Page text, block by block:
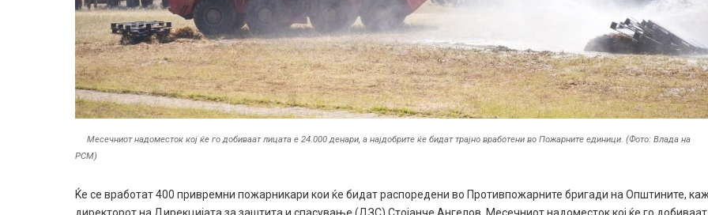
Месeчниот надоместок кој ќе го добиваат лицата е 24.000 денари, а најдобрите ќе бидат трајно вработени во Пожарните единици. (Фото: Влада на
РСМ)
Ќе се вработат 400 привремни пожарникари кои ќе бидат распоредени во Противпожарните бригади на Општините,
директорот на Дирекцијата за заштита и спасување (ДЗС) Стојанче Ангелов. Месeчниот надоместок кој ќе го добиваат